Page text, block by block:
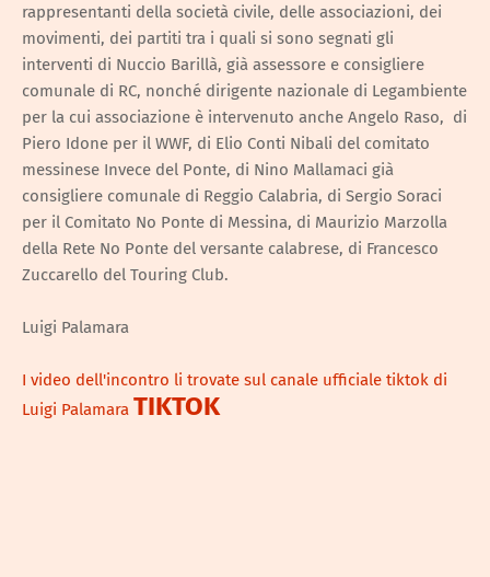
rappresentanti della società civile, delle associazioni, dei
movimenti, dei partiti tra i quali si sono segnati gli
interventi di Nuccio Barillà, già assessore e consigliere
comunale di RC, nonché dirigente nazionale di Legambiente
per la cui associazione è intervenuto anche Angelo Raso, di
Piero Idone per il WWF, di Elio Conti Nibali del comitato
messinese Invece del Ponte, di Nino Mallamaci già
consigliere comunale di Reggio Calabria, di Sergio Soraci
per il Comitato No Ponte di Messina, di Maurizio Marzolla
della Rete No Ponte del versante calabrese, di Francesco
Zuccarello del Touring Club.
Luigi Palamara
I video dell'incontro li trovate sul canale ufficiale tiktok di
Luigi Palamara TIKTOK